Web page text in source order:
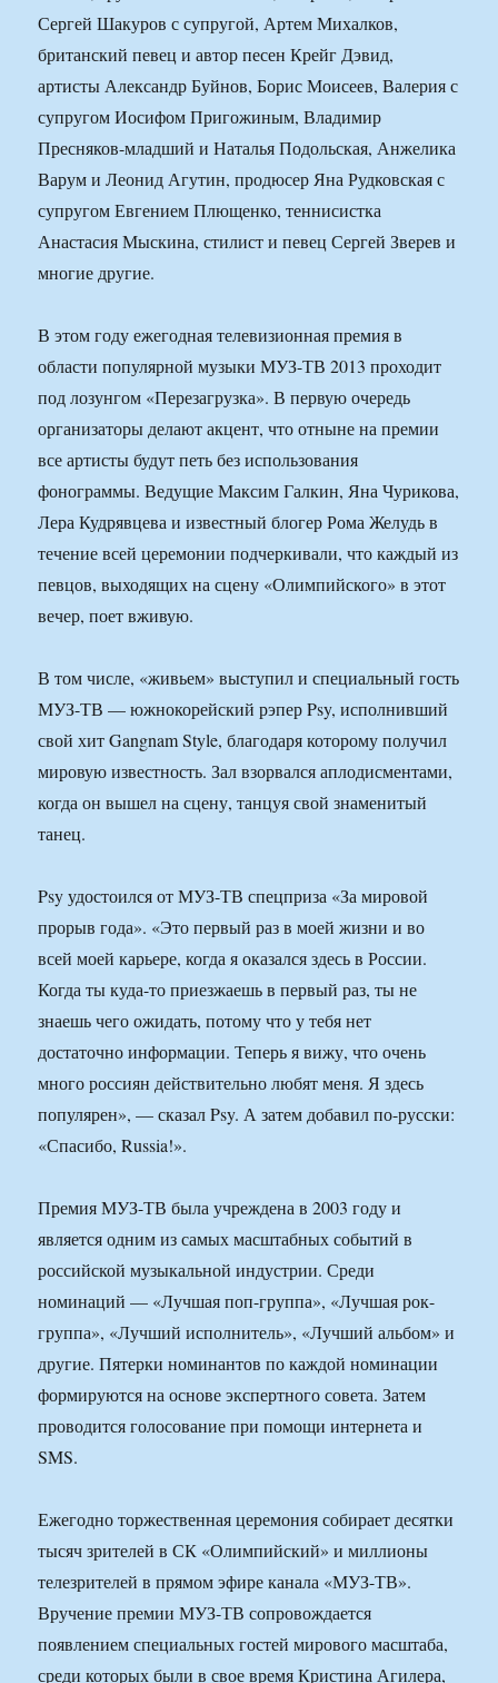
Сергей Шакуров с супругой, Артем Михалков,
британский певец и автор песен Крейг Дэвид,
артисты Александр Буйнов, Борис Моисеев, Валерия с
супругом Иосифом Пригожиным, Владимир
Пресняков-младший и Наталья Подольская, Анжелика
Варум и Леонид Агутин, продюсер Яна Рудковская с
супругом Евгением Плющенко, теннисистка
Анастасия Мыскина, стилист и певец Сергей Зверев и
многие другие.
В этом году ежегодная телевизионная премия в
области популярной музыки МУЗ-ТВ 2013 проходит
под лозунгом «Перезагрузка». В первую очередь
организаторы делают акцент, что отныне на премии
все артисты будут петь без использования
фонограммы. Ведущие Максим Галкин, Яна Чурикова,
Лера Кудрявцева и известный блогер Рома Желудь в
течение всей церемонии подчеркивали, что каждый из
певцов, выходящих на сцену «Олимпийского» в этот
вечер, поет вживую.
В том числе, «живьем» выступил и специальный гость
МУЗ-ТВ — южнокорейский рэпер Psy, исполнивший
свой хит Gangnam Style, благодаря которому получил
мировую известность. Зал взорвался аплодисментами,
когда он вышел на сцену, танцуя свой знаменитый
танец.
Psy удостоился от МУЗ-ТВ спецприза «За мировой
прорыв года». «Это первый раз в моей жизни и во
всей моей карьере, когда я оказался здесь в России.
Когда ты куда-то приезжаешь в первый раз, ты не
знаешь чего ожидать, потому что у тебя нет
достаточно информации. Теперь я вижу, что очень
много россиян действительно любят меня. Я здесь
популярен», — сказал Psy. А затем добавил по-русски:
«Спасибо, Russia!».
Премия МУЗ-ТВ была учреждена в 2003 году и
является одним из самых масштабных событий в
российской музыкальной индустрии. Среди
номинаций — «Лучшая поп-группа», «Лучшая рок-
группа», «Лучший исполнитель», «Лучший альбом» и
другие. Пятерки номинантов по каждой номинации
формируются на основе экспертного совета. Затем
проводится голосование при помощи интернета и
SMS.
Ежегодно торжественная церемония собирает десятки
тысяч зрителей в СК «Олимпийский» и миллионы
телезрителей в прямом эфире канала «МУЗ-ТВ».
Вручение премии МУЗ-ТВ сопровождается
появлением специальных гостей мирового масштаба,
среди которых были в свое время Кристина Агилера,